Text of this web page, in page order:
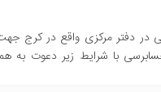
دفتر مرکزی واقع در کرج جهت
با شرایط زیر دعوت به